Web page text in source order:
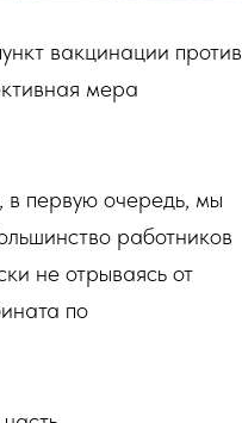
вакцинации против
мера
первую очередь, мы
работников
не отрываясь от
по